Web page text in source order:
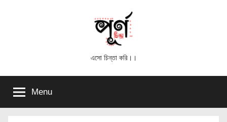
চিন্তা
এসো চিন্তা করি।।
Menu